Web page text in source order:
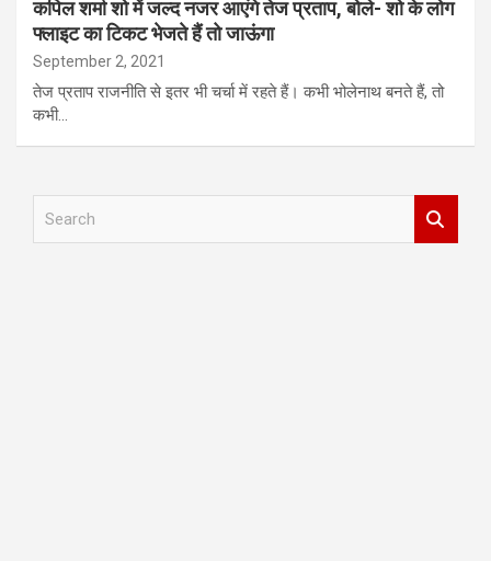
कपिल शर्मा शो में जल्द नजर आएंगे तेज प्रताप, बोले- शो के लोग
फ्लाइट का टिकट भेजते हैं तो जाऊंगा
September 2, 2021
तेज प्रताप राजनीति से इतर भी चर्चा में रहते हैं। कभी भोलेनाथ बनते हैं, तो
कभी…